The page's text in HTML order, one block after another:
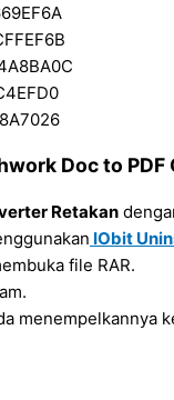
Doc to PDF
Retakan
IObit
file RAR.
menempelkannya